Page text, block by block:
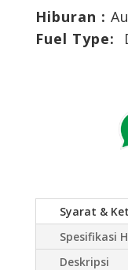
Hiburan :
Fuel Type:
Syarat &
Spesifikasi
Deskripsi